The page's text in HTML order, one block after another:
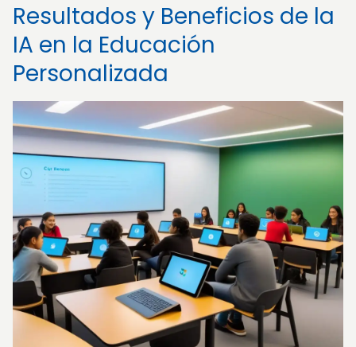
Resultados y Beneficios de la
IA en la Educación
Personalizada